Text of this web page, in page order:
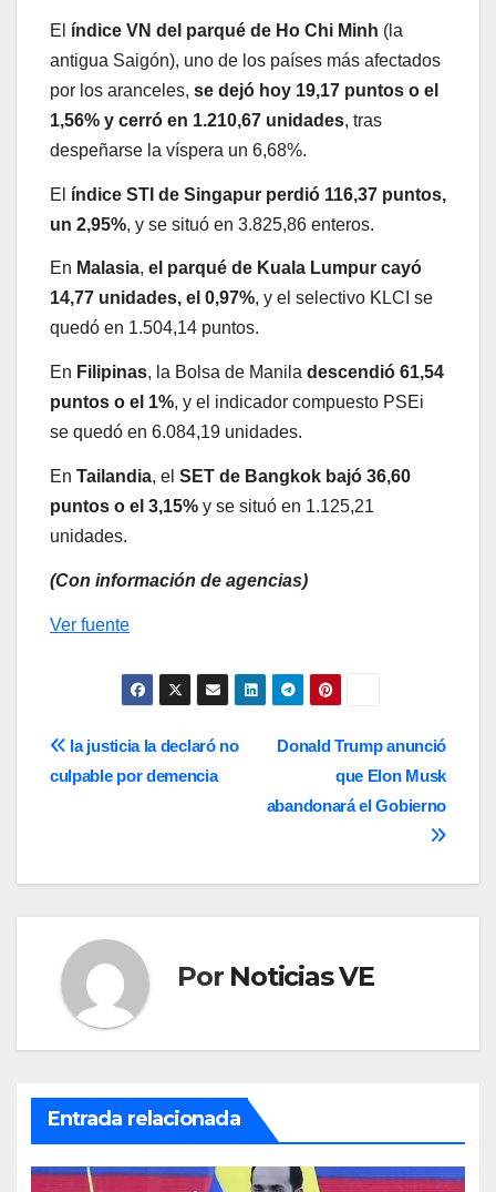
El índice VN del parqué de Ho Chi Minh (la
antigua Saigón), uno de los países más afectados
por los aranceles, se dejó hoy 19,17 puntos o el
1,56% y cerró en 1.210,67 unidades, tras
despeñarse la víspera un 6,68%.
El índice STI de Singapur perdió 116,37 puntos,
un 2,95%, y se situó en 3.825,86 enteros.
En Malasia, el parqué de Kuala Lumpur cayó
14,77 unidades, el 0,97%, y el selectivo KLCI se
quedó en 1.504,14 puntos.
En Filipinas, la Bolsa de Manila descendió 61,54
puntos o el 1%, y el indicador compuesto PSEi
se quedó en 6.084,19 unidades.
En Tailandia, el SET de Bangkok bajó 36,60
puntos o el 3,15% y se situó en 1.125,21
unidades.
(Con información de agencias)
Ver fuente
Navegación
de
Donald Trump anunció
que Elon Musk
abandonará el Gobierno
la justicia la declaró no
culpable por demencia
Por Noticias VE
Entrada relacionada